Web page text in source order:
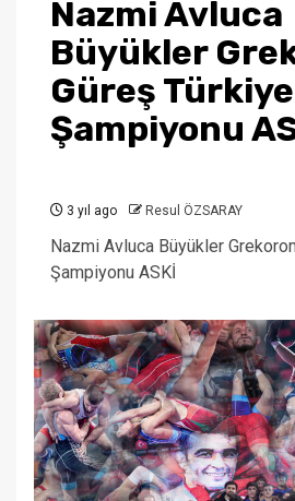
Nazmi Avluca
Büyükler
Güreş Türkiye
Şampiyonu
3 yıl ago Resul ÖZSARAY
Nazmi Avluca Büyükler
Şampiyonu ASKİ